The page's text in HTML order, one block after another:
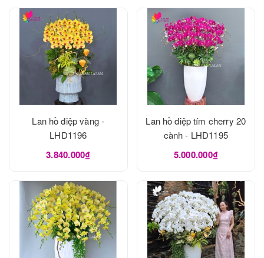
Lan hồ điệp vàng -
LHD1196
3.840.000₫
Lan hồ điệp tím cherry 20
cành - LHD1195
5.000.000₫